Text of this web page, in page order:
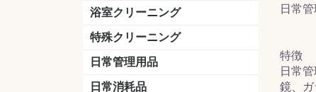
洗剤
尿石除去剤
水アカ除去剤
排水管つまり除去剤
消臭・防臭剤
道具 ラバーカップ
水アカ除去
浴室クリーニング
洗剤
道具
特殊クリーニング
石材
エアコン
リンス&中和剤
洗浄ツール
洗浄シート
外壁
その他
日常管理用品
クリーナー
洗濯用洗剤
油汚れ落とし
サビ取り剤
タバコ専用消臭
日常消耗品
日常
特徴
日常
鏡、ガ